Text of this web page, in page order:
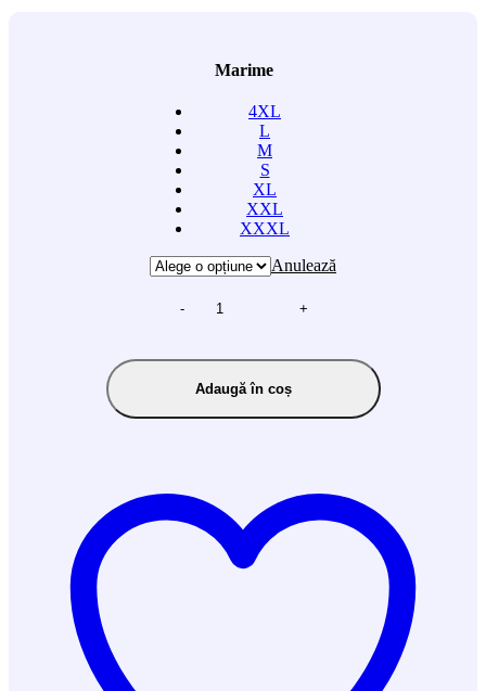
Marime
4XL
L
M
S
XL
XXL
XXXL
Anulează
- +
Adaugă în coș